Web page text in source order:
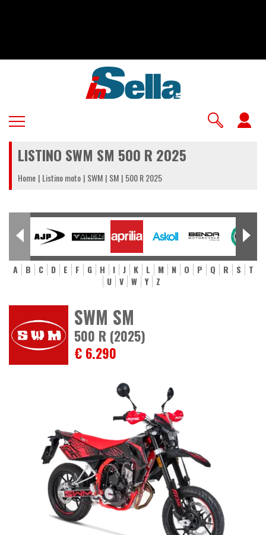
LISTINO SWM SM 500 R 2025
Home Listino moto SWM SM 500 R 2025
A B C D E F G H I J K L M N O P Q R S
T
U
V W Y Z
SWM SM
500 R (2025)
€ 6.290